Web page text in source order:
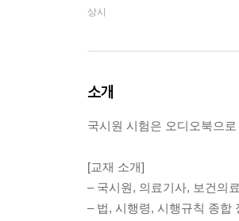
상시
소개
국시원 시험은 오디오북으
[교재 소개]
– 국시원, 의료기사, 보건의
– 법, 시행령, 시행규칙 종합